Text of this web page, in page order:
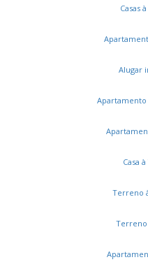
Casas
Alugar
Apartamento
Casa
Terreno
Terreno